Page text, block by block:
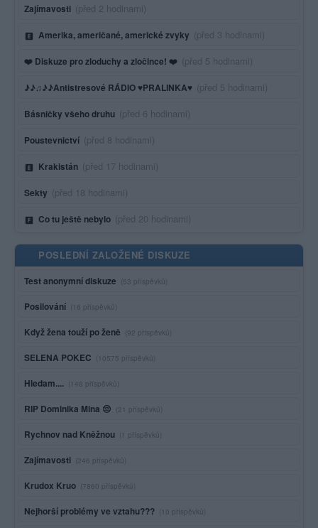
Zajímavosti Poslední aktivita:
(před 2 hodinami)
Amerika, američané, americké zvyky Poslední aktivita:
(před 3 hodinami)
❤️ Diskuze pro zloduchy a zločince! ❤️ Poslední aktivita:
(před 5 hodinami)
♪♪♫♪♪Antistresové RÁDIO ♥PRALINKA♥ Poslední aktivita:
(před 5 hodinami)
Básničky všeho druhu Poslední aktivita:
(před 6 hodinami)
Poustevnictví Poslední aktivita:
(před 8 hodinami)
Krakistán Poslední aktivita:
(před 17 hodinami)
Sekty Poslední aktivita:
(před 18 hodinami)
Co tu ještě nebylo Poslední aktivita:
(před 20 hodinami)
POSLEDNÍ ZALOŽENÉ DISKUZE
Test anonymní diskuze (53 příspěvků)
Posilování (16 příspěvků)
Když žena touží po ženě (92 příspěvků)
SELENA POKEC (10575 příspěvků)
Hledam.... (148 příspěvků)
RIP Dominika Mina 😔 (21 příspěvků)
Rychnov nad Kněžnou (1 příspěvků)
Zajímavosti (246 příspěvků)
Krudox Kruo (7860 příspěvků)
Nejhorší problémy ve vztahu??? (10 příspěvků)